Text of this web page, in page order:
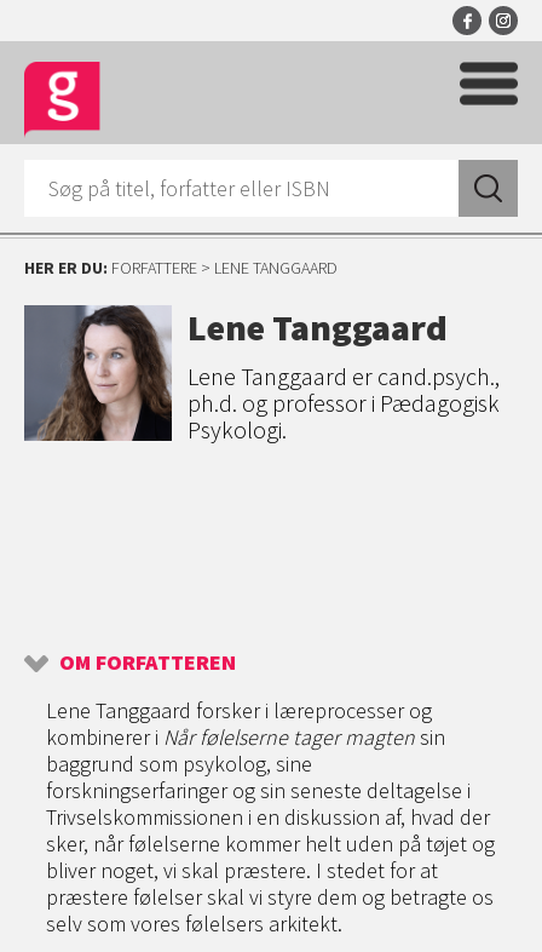
HER ER DU: FORFATTERE > LENE TANGGAARD
Lene Tanggaard
Lene Tanggaard er cand.psych.,
ph.d. og professor i Pædagogisk
Psykologi.
OM FORFATTEREN
Lene Tanggaard forsker i læreprocesser og
kombinerer i Når følelserne tager magtensin
baggrund som psykolog, sine
forskningserfaringer og sin seneste deltagelse i
Trivselskommissionen i en diskussion af, hvad der
sker, når følelserne kommer helt uden på tøjet og
bliver noget, vi skal præstere. I stedet for at
præstere følelser skal vi styre dem og betragte os
selv som vores følelsers arkitekt.